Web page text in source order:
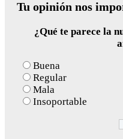
Tu opinión nos
¿Qué te parece la
Buena
Regular
Mala
Insoportable